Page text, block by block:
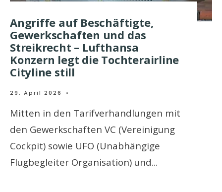
Angriffe auf Beschäftigte,
Gewerkschaften und das
Streikrecht – Lufthansa
Konzern legt die Tochterairline
Cityline still
29. April 2026 •
Mitten in den Tarifverhandlungen mit
den Gewerkschaften VC (Vereinigung
Cockpit) sowie UFO (Unabhängige
Flugbegleiter Organisation) und...